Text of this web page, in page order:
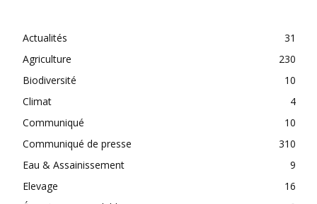
Actualités
31
Agriculture
230
Biodiversité
10
Climat
4
Communiqué
10
Communiqué de presse
310
Eau & Assainissement
9
Elevage
16